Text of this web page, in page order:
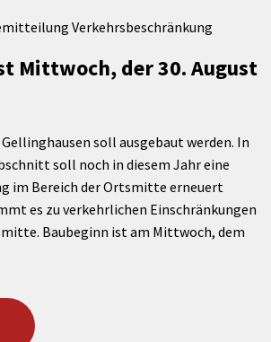
Verkehrsbeschränkung
Mittwoch, der 30. August
soll ausgebaut werden. In
soll noch in diesem Jahr eine
im Bereich der Ortsmitte erneuert
es zu verkehrlichen Einschränkungen
Baubeginn ist am Mittwoch, dem